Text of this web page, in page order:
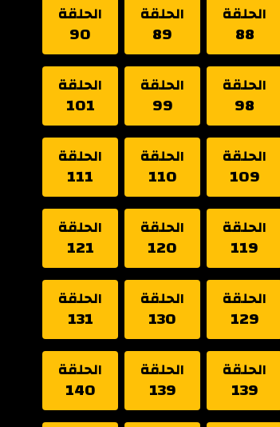
الحلقة
88
الحلقة
89
الحلقة
90
الحلقة
98
الحلقة
99
الحلقة
101
الحلقة
109
الحلقة
110
الحلقة
111
الحلقة
119
الحلقة
120
الحلقة
121
الحلقة
129
الحلقة
130
الحلقة
131
الحلقة
139
الحلقة
139
الحلقة
140